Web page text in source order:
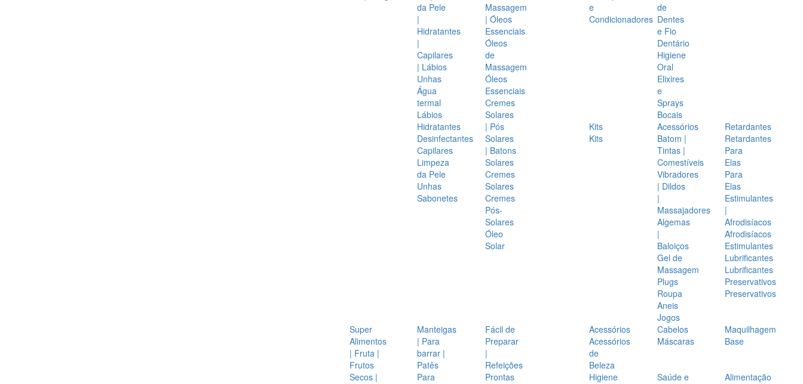
da Pele
|
Hidratantes
|
Capilares
| Lábios
Unhas
Água
termal
Lábios
Hidratantes
Desinfectantes
Capilares
Limpeza
da Pele
Unhas
Sabonetes
Massagem
| Óleos
Essenciais
Óleos
de
Massagem
Óleos
Essenciais
Cremes
Solares
| Pós
Solares
| Batons
Solares
Cremes
Solares
Cremes
Pós-
Solares
Óleo
Solar
e
Condicionadores
de
Dentes
e Fio
Dentário
Higiene
Oral
Elixires
e
Sprays
Bocais
Kits
Kits
Acessórios
Batom |
Tintas |
Comestíveis
Vibradores
| Dildos
|
Massajadores
Algemas
|
Baloiços
Gel de
Massagem
Plugs
Roupa
Aneis
Jogos
Retardantes
Retardantes
Para
Elas
Para
Elas
Estimulantes
|
Afrodisíacos
Afrodisíacos
Estimulantes
Lubrificantes
Lubrificantes
Preservativos
Preservativos
Super
Alimentos
| Fruta |
Frutos
Secos |
Manteigas
| Para
barrar |
Patês
Para
Fácil de
Preparar
|
Refeições
Prontas
Acessórios
Acessórios
de
Beleza
Cabelos
Máscaras
Maquilhagem
Base
Higiene
Saúde e
Alimentação